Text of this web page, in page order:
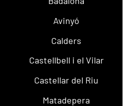
Avinyó
Calders
Castellbell i el Vilar
Castellar del Riu
Matadepera